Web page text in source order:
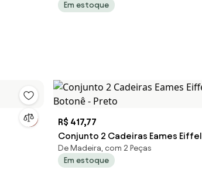
Em estoque
R$ 417,77
Conjunto 2 Cadeiras Eames Eiffel
Botonê - Preto
De Madeira, com 2 Peças
Em estoque